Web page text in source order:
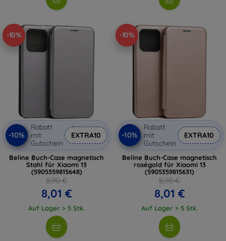
-10%
-10%
Rabatt
mit
Gutschein
EXTRA10
Beline Buch-Case magnetisch
Stahl für Xiaomi 13
(5905359815648)
8,90 €
8,01 €
Auf Lager > 5 Stk.
-10%
-10%
Rabatt
mit
Gutschein
EXTRA10
Beline Buch-Case magnetisch
roségold für Xiaomi 13
(5905359815631)
8,90 €
8,01 €
Auf Lager > 5 Stk.